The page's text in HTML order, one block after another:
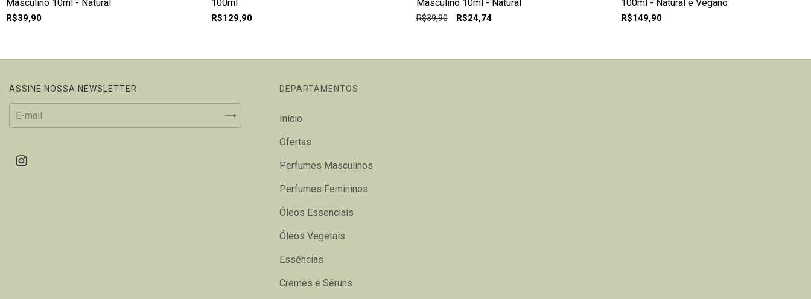
Masculino 10ml - Natural
R$39,90
100ml
R$129,90
Masculino 10ml - Natural
R$39,90 R$24,74
100ml - Natural e Vegano
R$149,90
ASSINE NOSSA NEWSLETTER DEPARTAMENTOS
Início
Ofertas
Perfumes Masculinos
Perfumes Femininos
Óleos Essenciais
Óleos Vegetais
Essências
Cremes e Séruns